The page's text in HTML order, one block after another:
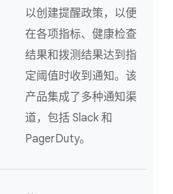
以创建提醒政策，以便
在各项指标、健康检查
结果和拨测结果达到指
定阈值时收到通知。该
产品集成了多种通知渠
道，包括 Slack 和
PagerDuty。